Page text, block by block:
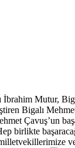
İbrahim Mutur,
Bigalı
Çavuş’un
birlikte